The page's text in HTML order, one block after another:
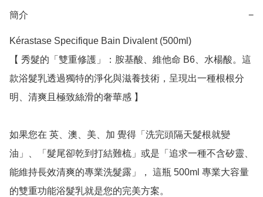
簡介 −
Kérastase Specifique Bain Divalent (500ml)
【 秀髮的「雙重修護」：胺基酸、維他命 B6、水楊酸。這
款浴髮乳透過獨特的淨化與滋養技術，呈現出一種根根分
明、清爽且極致絲滑的奢華感 】
如果您在 英、澳、美、加 覺得「洗完頭隔天髮根就變
油」、「髮尾卻乾到打結難梳」或是「追求一種不含矽靈、
能維持長效清爽的專業洗髮露」， 這瓶 500ml 專業大容量
的雙重功能浴髮乳就是您的完美方案。